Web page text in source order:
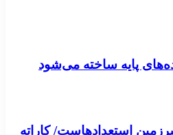
پایه ساخته می‌شود
استعدادهاست/ کاراته